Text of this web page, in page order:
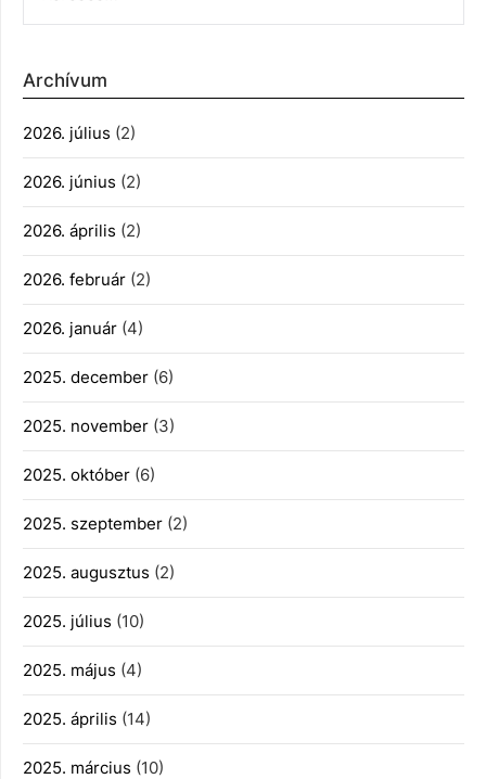
Archívum
2026. július (2)
2026. június (2)
2026. április (2)
2026. február (2)
2026. január (4)
2025. december (6)
2025. november (3)
2025. október (6)
2025. szeptember (2)
2025. augusztus (2)
2025. július (10)
2025. május (4)
2025. április (14)
2025. március (10)